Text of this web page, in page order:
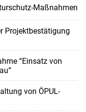
Maßnahmen
Projektbestätigung
“Einsatz von
von ÖPUL-